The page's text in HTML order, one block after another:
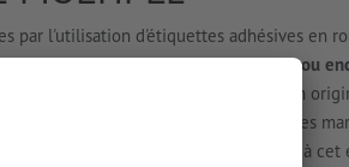
par l'utilisation d'étiquettes adhésives en
d'adresse, adhésifs industriels ou
autocollants imprimés dans un design
(telles que des avertissements ou des
étiquettes adhésives fluo sont idéales à cet